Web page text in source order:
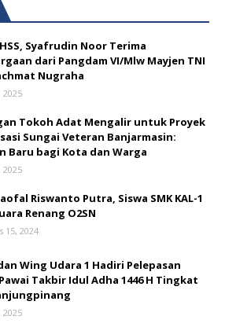
Syafrudin Noor Terima
dari Pangdam VI/Mlw Mayjen TNI
Nugraha
2025
Tokoh Adat Mengalir untuk Proyek
Sungai Veteran Banjarmasin:
Baru bagi Kota dan Warga
2025
Riswanto Putra, Siswa SMK KAL-1
Renang O2SN
15, 2024
Wing Udara 1 Hadiri Pelepasan
Takbir Idul Adha 1446 H Tingkat
2025